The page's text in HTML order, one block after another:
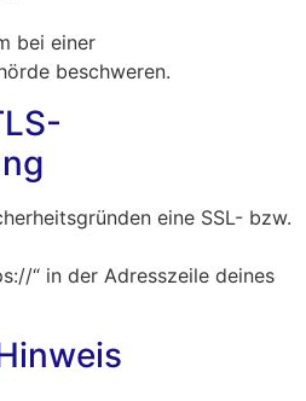
bei einer
beschweren.
eine SSL- bzw.
“ in der Adresszeile deines